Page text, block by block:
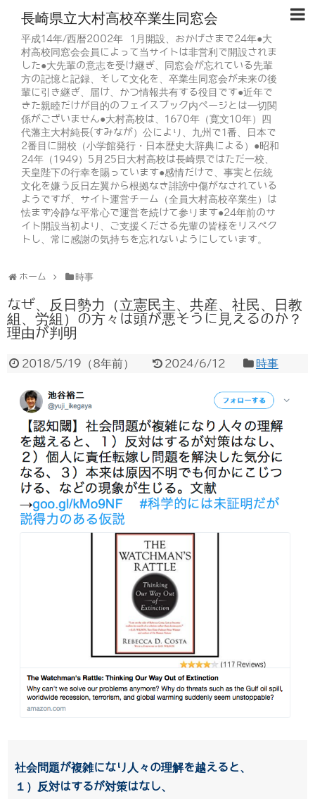
長崎県立大村高校卒業生同窓会
平成14年/西暦2002年 1月開設、おかげさまで24年●大
村高校同窓会会員によって当サイトは非営利で開設されま
した●大先輩の意志を受け継ぎ、同窓会が忘れている先輩
方の記憶と記録、そして文化を、卒業生同窓会が未来の後
輩に引き継ぎ、届け、かつ情報共有する役目です●近年で
きた親睦だけが目的のフェイスブック内ページとは一切関
係がございません●大村高校は、1670年（寛文10年）四
代藩主大村純長(すみなが）公により、九州で1番、日本で
2番目に開校（小学館発行・日本歴史大辞典による）●昭和
24年（1949）5月25日大村高校は長崎県ではただ一校、
天皇陛下の行幸を賜っています●感情だけで、事実と伝統
文化を嫌う反日左翼から根拠なき誹謗中傷がなされている
ようですが、サイト運営チーム（全員大村高校卒業生）は
怯まず冷静な平常心で運営を続けて参ります●24年前のサ
イト開設当初より、ご支援くださる先輩の皆様をリスペク
トし、常に感謝の気持ちを忘れないようにしています。
ホーム 時事
なぜ、反日勢力（立憲民主、共産、社民、日教
組、労組）の方々は頭が悪そうに見えるのか？
理由が判明
2018/5/19 （8年前） 2024/6/12 時事
社会問題が複雑になり人々の理解を越えると、
１）反対はするが対策はなし、